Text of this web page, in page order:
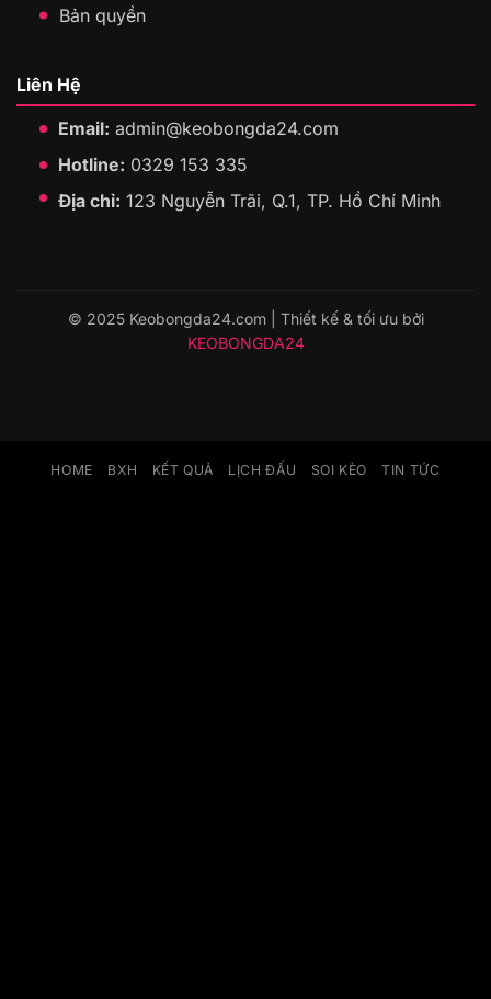
Bản quyền
Liên Hệ
Email: admin@keobongda24.com
Hotline: 0329 153 335
Địa chỉ: 123 Nguyễn Trãi, Q.1, TP. Hồ Chí Minh
© 2025 Keobongda24.com | Thiết kế & tối ưu bởi
KEOBONGDA24
HOME BXH KẾT QUẢ LỊCH ĐẤU SOI KÈO TIN TỨC